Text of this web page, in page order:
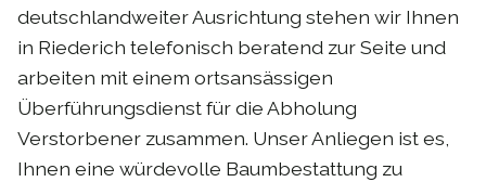
deutschlandweiter Ausrichtung stehen wir Ihnen
in Riederich telefonisch beratend zur Seite und
arbeiten mit einem ortsansässigen
Überführungsdienst für die Abholung
Verstorbener zusammen. Unser Anliegen ist es,
Ihnen eine würdevolle Baumbestattung zu